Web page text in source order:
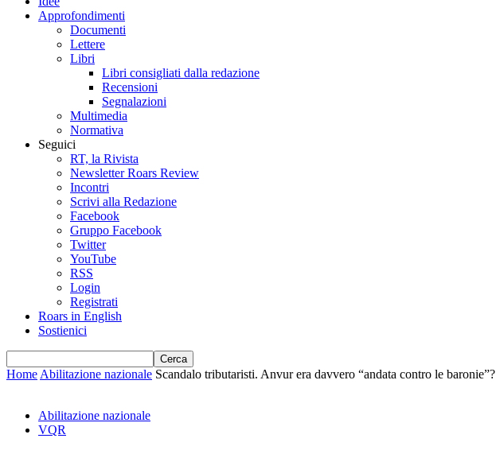
Approfondimenti
Documenti
Lettere
Libri
Libri consigliati dalla redazione
Recensioni
Segnalazioni
Multimedia
Normativa
Seguici
RT, la Rivista
Newsletter Roars Review
Incontri
Scrivi alla Redazione
Facebook
Gruppo Facebook
Twitter
YouTube
RSS
Login
Registrati
Roars in English
Sostienici
Home Abilitazione nazionale Scandalo tributaristi. Anvur era davvero “andata contro le baronie”?
Abilitazione nazionale
VQR